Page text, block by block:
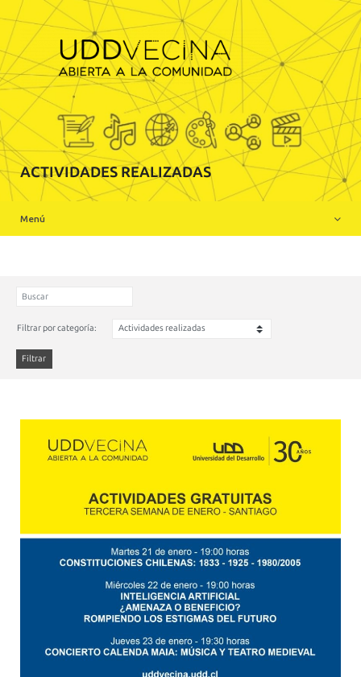
ACTIVIDADES REALIZADAS
Menú
Inicio
Sobre Nosotros
Charlas realizadas online
Actividades presenciales realizadas Santiago
Actividades presenciales realizadas Concepción
Participa en UDDVecina
Filtrar por categoría:
Filtrar